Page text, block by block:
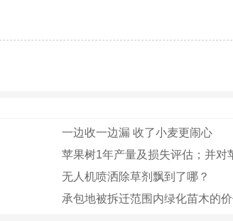
一边收一边漏 收了小麦更闹心
苹果树1年产量及损失评估；并对
无人机喷洒除草剂飘到了哪？
承包地被拆迁范围内绿化苗木的